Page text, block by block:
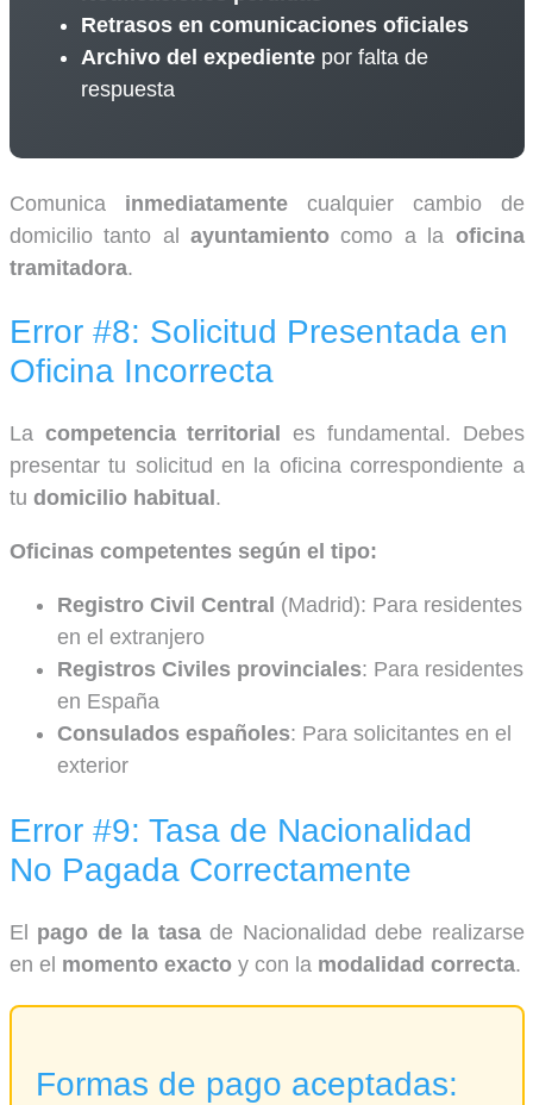
Retrasos en comunicaciones oficiales
Archivo del expediente por falta de
respuesta
Comunica inmediatamentecualquier cambio de
domicilio tanto alayuntamiento como a la oficina
tramitadora.
Error #8: Solicitud Presentada en
Oficina Incorrecta
La competencia territorial
es fundamental. Debes
presentar tu solicitud en la oficina correspondiente a
tu domicilio habitual .
Oficinas competentes según el tipo:
Registro Civil Central (Madrid): Para residentes
en el extranjero
Registros Civiles provinciales: Para residentes
en España
Consulados españoles: Para solicitantes en el
exterior
Error #9: Tasa de Nacionalidad
No Pagada Correctamente
El pago de la tasade Nacionalidad debe realizarse
en el momento exacto y con la modalidad correcta.
Formas de pago aceptadas: